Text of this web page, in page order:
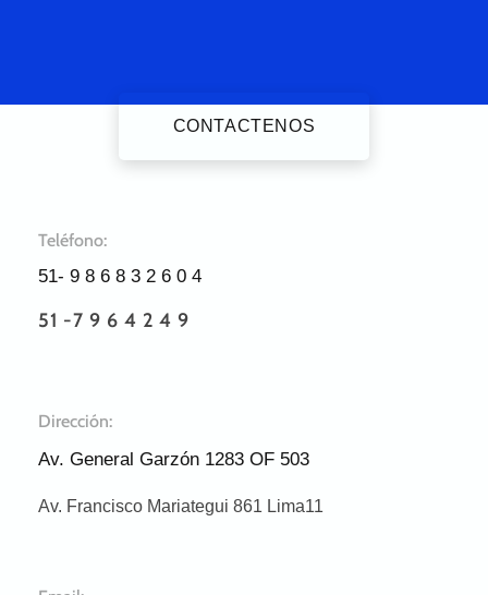
CONTACTENOS
Teléfono:
51- 9 8 6 8 3 2 6 0 4
51 -7 9 6 4 2 4 9
Dirección:
Av. General Garzón 1283 OF 503
Av. Francisco Mariategui 861 Lima11